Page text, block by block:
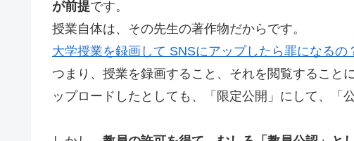
が前提です。
授業自体は、その先生の著作物だからです。
大学授業を録画して SNSにアップしたら罪になるの
つまり、授業を録画すること、それを閲覧すること
ップロードしたとしても、「限定公開」にして、「